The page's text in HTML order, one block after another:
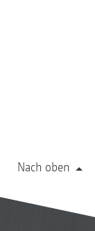
Nach oben